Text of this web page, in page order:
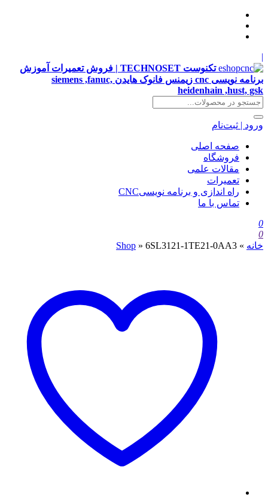
|
تکنوست TECHNOSET | فروش تعمیرات آموزش
برنامه نویسی cnc زیمنس فانوک هایدن siemens ,fanuc,
heidenhain ,hust, gsk
ورود | ثبت‌نام
صفحه اصلی
فروشگاه
مقالات علمی
تعمیرات
راه اندازی و برنامه نویسیCNC
تماس با ما
0
0
خانه »
Shop » 6SL3121-1TE21-0AA3